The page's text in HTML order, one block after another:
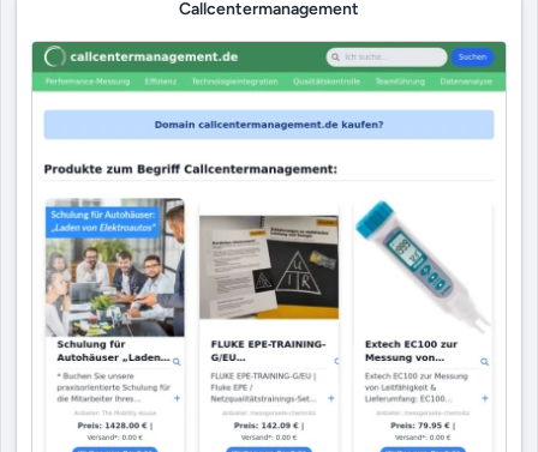
Callcentermanagement